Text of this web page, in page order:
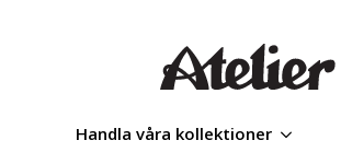
Handla våra kollektioner